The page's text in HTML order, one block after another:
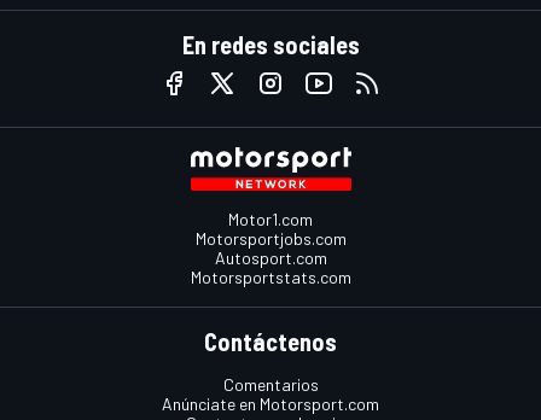
En redes sociales
Motor1.com
Motorsportjobs.com
Autosport.com
Motorsportstats.com
Contáctenos
Comentarios
Anúnciate en Motorsport.com